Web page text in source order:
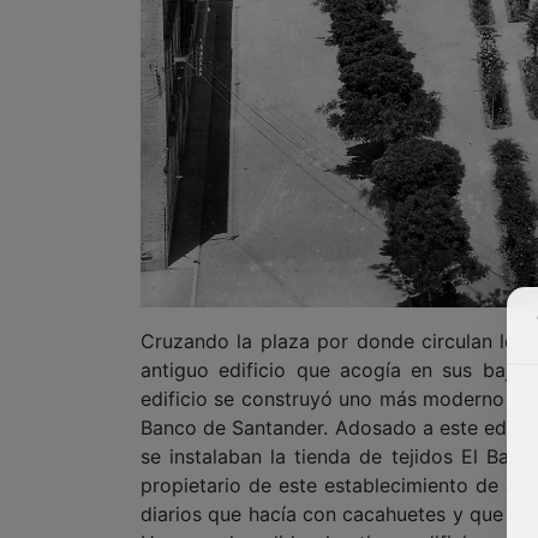
Cruzando la plaza por donde circulan los
antiguo edificio que acogía en sus
edificio se construyó uno más moderno
Banco de Santander. Adosado a este
se instalaban la tienda de tejidos El
propietario de este establecimiento de
diarios que hacía con cacahuetes y que
Una vez demolido el antiguo edificio se
venta de pisos de la empresa Hercesa
viviendas de la familia Solano, allí en la